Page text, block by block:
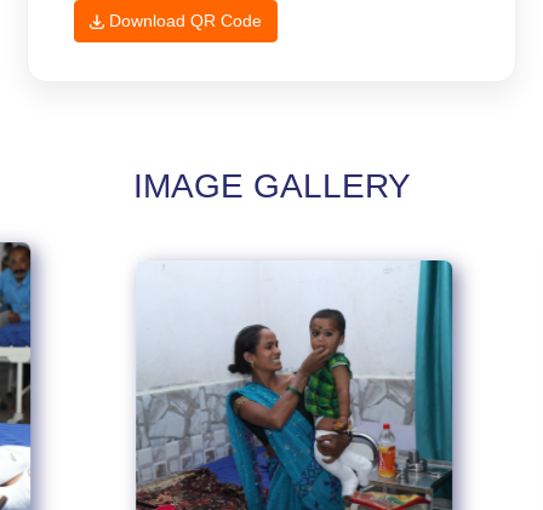
Download QR Code
IMAGE GALLERY